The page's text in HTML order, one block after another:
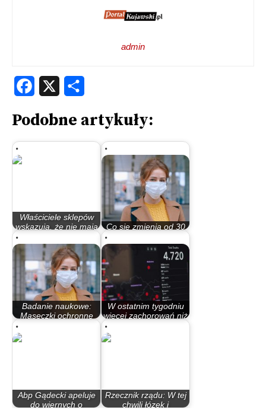
admin
Facebook
Podobne artykuły:
Właściciele sklepów
wskazują, że nie mają
Co się zmienia od 30
Badanie naukowe:
Maseczki ochronne
W ostatnim tygodniu
więcej zachorowań niż
Abp Gądecki apeluje
do wiernych o
Rzecznik rządu: W tej
chwili łózek i